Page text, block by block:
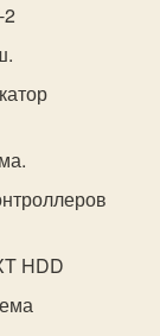
HDD